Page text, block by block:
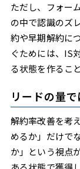
ただし、フォー
の中で認識のズ
約や早期解約に
ぐためには、IS
る状態を作るこ
リードの量
解約率改善を考
めるか」だけで
か」という視点